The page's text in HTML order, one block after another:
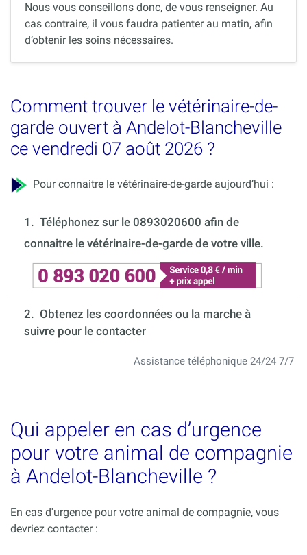
Nous vous conseillons donc, de vous renseigner. Au
cas contraire, il vous faudra patienter au matin, afin
d’obtenir les soins nécessaires.
Comment trouver le vétérinaire-de-
garde ouvert à Andelot-Blancheville
ce vendredi 07 août 2026 ?
Pour connaitre le vétérinaire-de-garde aujourd’hui :
1. Téléphonez sur le 0893020600 afin de
connaitre le vétérinaire-de-garde de votre ville.
2. Obtenez les coordonnées ou la marche à
suivre pour le contacter
Assistance téléphonique 24/24 7/7
Qui appeler en cas d’urgence
pour votre animal de compagnie
à Andelot-Blancheville ?
En cas d'urgence pour votre animal de compagnie, vous
devriez contacter :